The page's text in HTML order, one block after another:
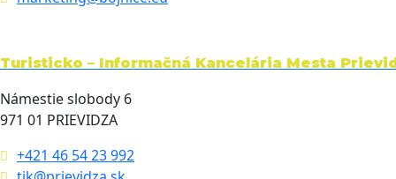
Turisticko – Informačná Kancelária Mesta
Námestie slobody 6
971 01 PRIEVIDZA
+421 46 54 23 992